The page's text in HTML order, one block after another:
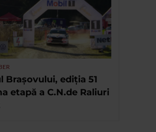
Brașovului, ediția 51
etapă a C.N.de Raliuri